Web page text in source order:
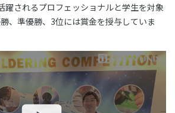
躍されるプロフェッショナルと学生を対象
、準優勝、3位には賞金を授与していま